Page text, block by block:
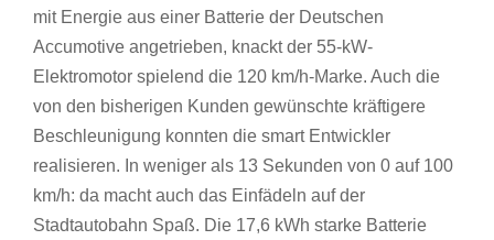
mit Energie aus einer Batterie der Deutschen
Accumotive angetrieben, knackt der 55-kW-
Elektromotor spielend die 120 km/h-Marke. Auch die
von den bisherigen Kunden gewünschte kräftigere
Beschleunigung konnten die smart Entwickler
realisieren. In weniger als 13 Sekunden von 0 auf 100
km/h: da macht auch das Einfädeln auf der
Stadtautobahn Spaß. Die 17,6 kWh starke Batterie